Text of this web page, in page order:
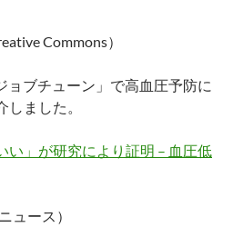
Commons）
ョブチューン」で高血圧予防に
ました。
い」が研究により証明 – 血圧低
ュース）